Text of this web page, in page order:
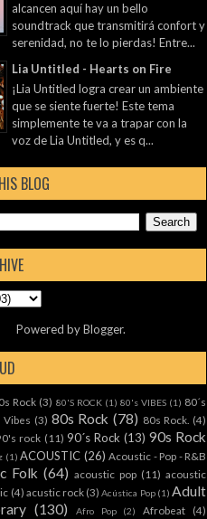
alcancen aquí hay un bello
soundtrack que transmitirá confort y
serenidad, no te lo pierdas! Entre...
Lia Untitled - Hearts on Fire
¡Lia Untitled logra crear un ambiente
que se siente fuerte! Este tema
simplemente te va a trapar con la
voz de Lia Untitled, y es q...
BLOG
Powered byBlogger.
Rock (3) 80'S ROCK (1) 80's VIBES (1) 80´s
Vibes (3) 80s Rock (78) 80s Rock. (4)
rock (11) 90´s Rock (13) 90s Rock
(1) ACOUSTIC (26) Acoustic - Pop - R&B
Folk (64) acoustic pop (11) acoustic
(4) acustic rock (3) Acústica Pop (1) Adult
(130) Afro Pop (2) Afrobeat
(4)